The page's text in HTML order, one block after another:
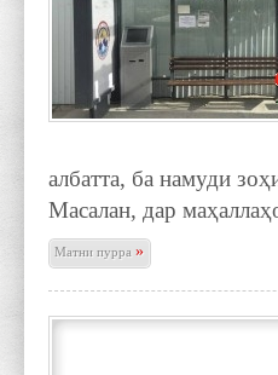
албатта, ба намуди
Масалан, дар
Матни пурра»